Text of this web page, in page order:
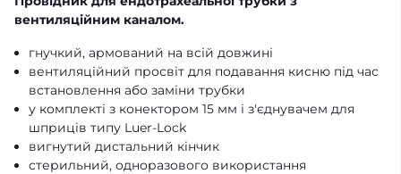
вентиляційним каналом.
гнучкий, армований на всій довжині
вентиляційний просвіт для подавання кисню під час
встановлення або заміни трубки
у комплекті з конектором 15 мм і з'єднувачем для
шприців типу Luer-Lock
вигнутий дистальний кінчик
стерильний, одноразового використання